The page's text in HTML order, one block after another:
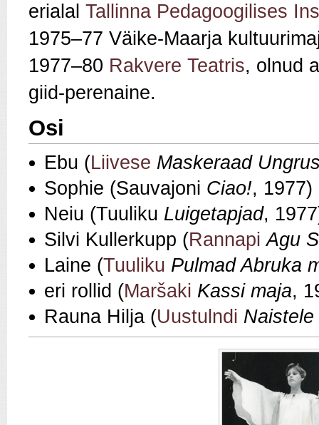
erialal Tallinna Pedagoogilises
1975–77 Väike-Maarja
1977–80 Rakvere Teatris, olnud
giid-perenaine.
Osi
Ebu (Liivese Maskeraad
Sophie (Sauvajoni Ciao!, 1977)
Neiu (Tuuliku Luigetapjad,
Silvi Kullerkupp (Rannapi Agu
Laine (Tuuliku Pulmad Abruka
eri rollid (Maršaki Kassi maja,
Rauna Hilja (Uustulndi